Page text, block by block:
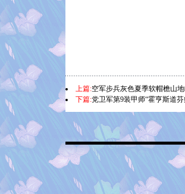
上篇:空军步兵灰色夏季软帽檐山
下篇:党卫军第9装甲师“霍亨斯道